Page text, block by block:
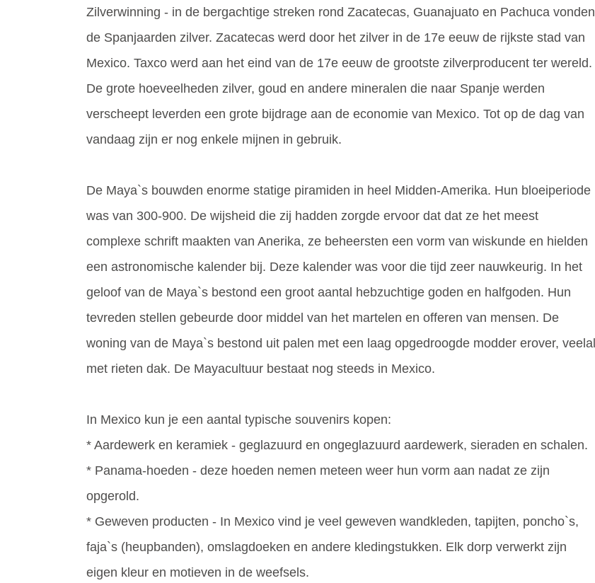
Zilverwinning - in de bergachtige streken rond Zacatecas, Guanajuato en Pachuca vonden
de Spanjaarden zilver. Zacatecas werd door het zilver in de 17e eeuw de rijkste stad van
Mexico. Taxco werd aan het eind van de 17e eeuw de grootste zilverproducent ter wereld.
De grote hoeveelheden zilver, goud en andere mineralen die naar Spanje werden
verscheept leverden een grote bijdrage aan de economie van Mexico. Tot op de dag van
vandaag zijn er nog enkele mijnen in gebruik.
De Maya`s bouwden enorme statige piramiden in heel Midden-Amerika. Hun bloeiperiode
was van 300-900. De wijsheid die zij hadden zorgde ervoor dat dat ze het meest
complexe schrift maakten van Anerika, ze beheersten een vorm van wiskunde en hielden
een astronomische kalender bij. Deze kalender was voor die tijd zeer nauwkeurig. In het
geloof van de Maya`s bestond een groot aantal hebzuchtige goden en halfgoden. Hun
tevreden stellen gebeurde door middel van het martelen en offeren van mensen. De
woning van de Maya`s bestond uit palen met een laag opgedroogde modder erover, veelal
met rieten dak. De Mayacultuur bestaat nog steeds in Mexico.
In Mexico kun je een aantal typische souvenirs kopen:
* Aardewerk en keramiek - geglazuurd en ongeglazuurd aardewerk, sieraden en schalen.
* Panama-hoeden - deze hoeden nemen meteen weer hun vorm aan nadat ze zijn
opgerold.
* Geweven producten - In Mexico vind je veel geweven wandkleden, tapijten, poncho`s,
faja`s (heupbanden), omslagdoeken en andere kledingstukken. Elk dorp verwerkt zijn
eigen kleur en motieven in de weefsels.